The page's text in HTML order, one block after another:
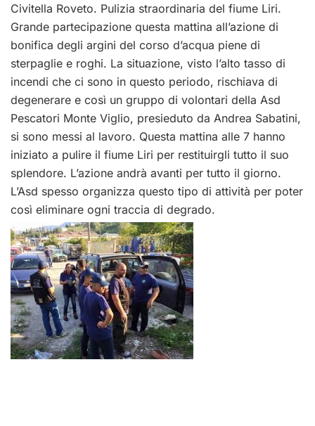
Civitella Roveto. Pulizia straordinaria del fiume Liri.
Grande partecipazione questa mattina all’azione di
bonifica degli argini del corso d’acqua piene di
sterpaglie e roghi. La situazione, visto l’alto tasso di
incendi che ci sono in questo periodo, rischiava di
degenerare e così un gruppo di volontari della Asd
Pescatori Monte Viglio, presieduto da Andrea Sabatini,
si sono messi al lavoro. Questa mattina alle 7 hanno
iniziato a pulire il fiume Liri per restituirgli tutto il suo
splendore. L’azione andrà avanti per tutto il giorno.
L’Asd spesso organizza questo tipo di attività per poter
così eliminare ogni traccia di degrado.